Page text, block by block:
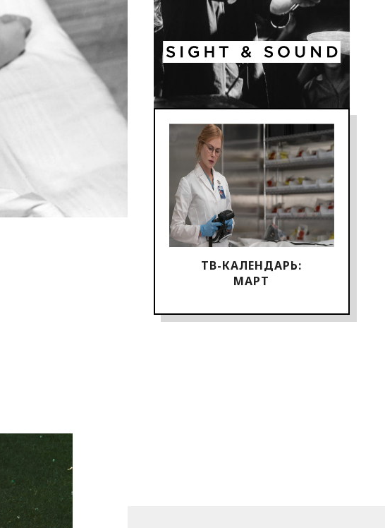
ТВ-КАЛЕНДАРЬ:
МАРТ